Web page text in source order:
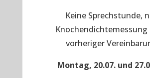
Keine Sprechstunde,
Knochendichtemessung
vorheriger
Montag, 20.07. und